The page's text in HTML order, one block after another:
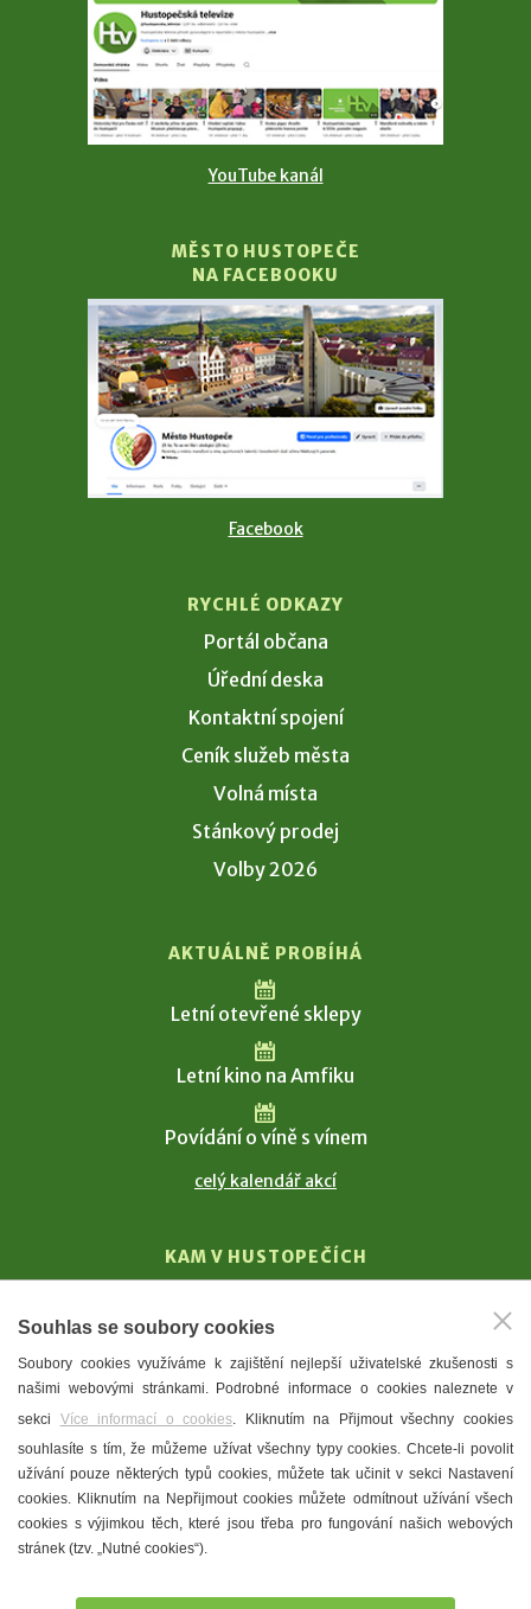
YouTube kanál
MĚSTO HUSTOPEČE
NA FACEBOOKU
Facebook
RYCHLÉ ODKAZY
Portál občana
Úřední deska
Kontaktní spojení
Ceník služeb města
Volná místa
Stánkový prodej
Volby 2026
AKTUÁLNĚ PROBÍHÁ
Letní otevřené sklepy
Letní kino na Amfiku
Povídání o víně s vínem
celý kalendář akcí
KAM V HUSTOPEČÍCH
T. G. Masaryk
Mandloně
Ubytování
Restaurace
Městské muzeum a galerie
Denní meníčka
Souhlas se soubory cookies
Soubory cookies využíváme k zajištění nejlepší uživatelské zkušenosti s
našimi webovými stránkami. Podrobné informace o cookies naleznete v
sekci Více informací o cookies. Kliknutím na Přijmout všechny cookies
souhlasíte s tím, že můžeme užívat všechny typy cookies. Chcete-li povolit
užívání pouze některých typů cookies, můžete tak učinit v sekci Nastavení
cookies. Kliknutím na Nepřijmout cookies můžete odmítnout užívání všech
cookies s výjimkou těch, které jsou třeba pro fungování našich webových
stránek (tzv. „Nutné cookies“).